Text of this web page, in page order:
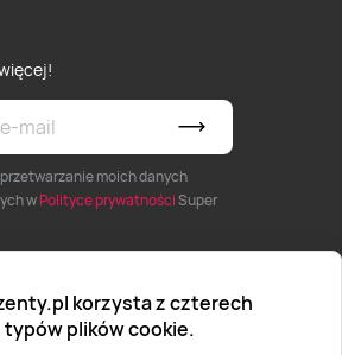
korzysta z czterech
typów plików cookie.
moich danych
wPolityce prywatnościSuper